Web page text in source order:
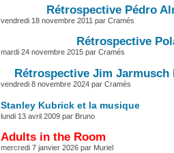
Rétrospective Pédro
vendredi 18 novembre 2011 par Cramés
Rétrospective
mardi 24 novembre 2015 par Cramés
Rétrospective Jim Jarmusch
vendredi 8 novembre 2024 par Cramés
Stanley Kubrick et la musique
lundi 13 avril 2009 par Bruno
Adults in the Room
mercredi 7 janvier 2026 par Muriel